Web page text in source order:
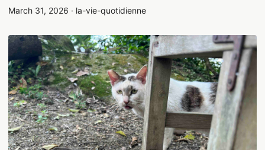
March 31, 2026 · la-vie-quotidienne